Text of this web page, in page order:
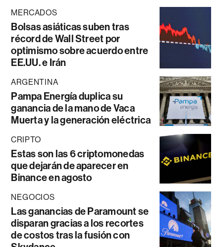
MERCADOS
Bolsas asiáticas suben tras
récord de Wall Street por
optimismo sobre acuerdo entre
EE.UU. e Irán
ARGENTINA
Pampa Energía duplica su
ganancia de la mano de Vaca
Muerta y la generación eléctrica
CRIPTO
Estas son las 6 criptomonedas
que dejarán de aparecer en
Binance en agosto
NEGOCIOS
Las ganancias de Paramount se
disparan gracias a los recortes
de costos tras la fusión con